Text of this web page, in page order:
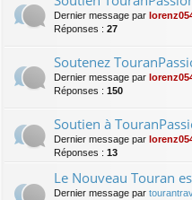
Dernier message par
Réponses : 27
Soutenez
Dernier message par
Réponses : 150
Soutien à
Dernier message par
Réponses : 13
Le Nouveau Touran
Dernier message par